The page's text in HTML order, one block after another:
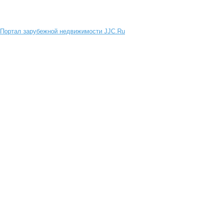
Портал зарубежной недвижимости JJC.Ru